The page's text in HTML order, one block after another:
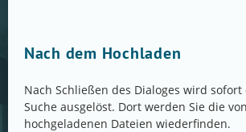
Nach dem Hochladen
Nach Schließen des Dialoges wird
Suche ausgelöst. Dort werden Sie die
hochgeladenen Dateien wiederfinden.